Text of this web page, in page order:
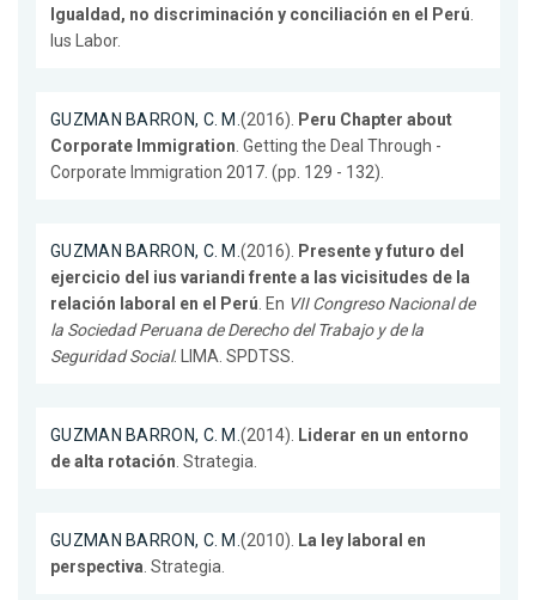
Igualdad, no discriminación y conciliación en el Perú.
Ius Labor.
GUZMAN BARRON, C. M.(2016). Peru Chapter about
Corporate Immigration. Getting the Deal Through -
Corporate Immigration 2017. (pp. 129 - 132).
GUZMAN BARRON, C. M.(2016). Presente y futuro del
ejercicio del ius variandi frente a las vicisitudes de la
relación laboral en el Perú. En VII Congreso Nacional de
la Sociedad Peruana de Derecho del Trabajo y de la
Seguridad Social. LIMA. SPDTSS.
GUZMAN BARRON, C. M.(2014). Liderar en un entorno
de alta rotación. Strategia.
GUZMAN BARRON, C. M.(2010). La ley laboral en
perspectiva. Strategia.